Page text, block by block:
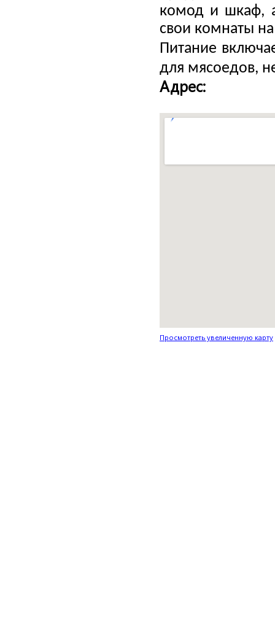
комод и шкаф,
свои комнаты
Питание
для мясоедов,
Адрес:
Просмотреть увеличенную карту